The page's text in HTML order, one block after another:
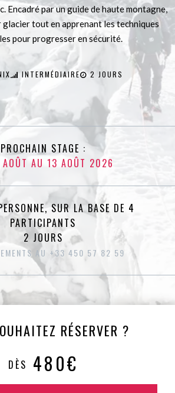
Encadré par un guide de haute montagne,
glacier tout en apprenant les techniques
pour progresser en sécurité.
INTERMÉDIAIRE 2 JOURS
PROCHAIN STAGE :
AU 13 AOÛT 2026
SUR LA BASE DE 4
PARTICIPANTS
2 JOURS
AU +33 450 57 82 59
RÉSERVER ?
DÈS 480€